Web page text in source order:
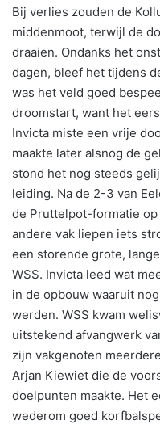
Bij verlies zouden de
middenmoot, terwijl de
draaien. Ondanks het
dagen, bleef het tijdens
was het veld goed
droomstart, want het
Invicta miste een vrije
maakte later alsnog de
stond het nog steeds
leiding. Na de 2-3 van
de Pruttelpot-formatie
andere vak liepen iets
een storende grote,
WSS. Invicta leed wat
in de opbouw waaruit
werden. WSS kwam
uitstekend afvangwerk
zijn vakgenoten
Arjan Kiewiet die de
doelpunten maakte. Het
wederom goed